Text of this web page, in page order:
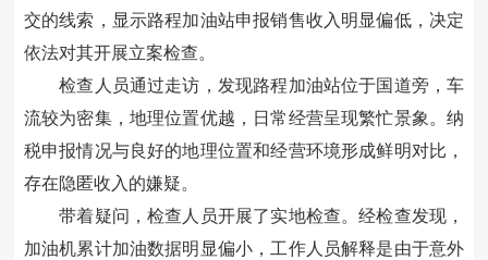
交的线索 ，显示路程加油站申报销售收入明显偏低，决定
依法对其开展立案检查。
检查人员通过走访，发现路程加油站位于国道旁，车
流较为密集，地理位置优越，日常经营呈现繁忙景象。纳
税申报情况与良好的地理位置和经营环境形成鲜明对比，
存在隐匿收入的嫌疑。
带着疑问，检查人员开展了实地检查。经检查发现，
加油机累计加油数据明显偏小，工作人员解释是由于意外